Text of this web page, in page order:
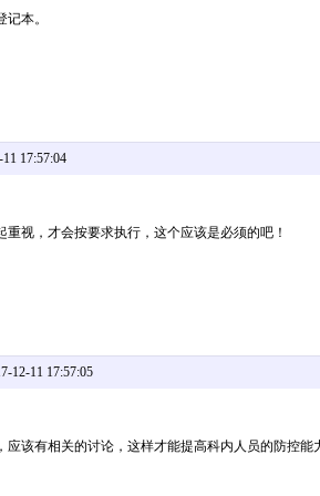
本。
17:57:04
重视，才会按要求执行，这个应该是必须的吧！
12-11 17:57:05
应该有相关的讨论，这样才能提高科内人员的防控能